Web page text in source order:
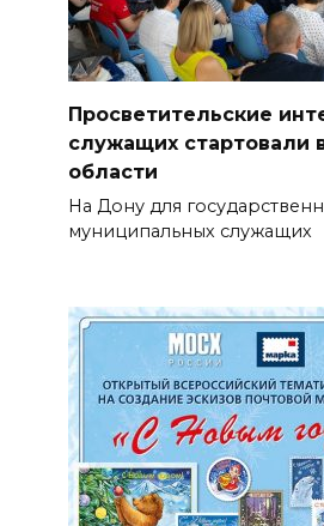
Просветительские
служащих стартовали
области
На Дону для
муниципальных служащих